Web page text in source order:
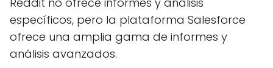
específicos, pero la plataforma Salesforce
ofrece una amplia gama de informes y
análisis avanzados.